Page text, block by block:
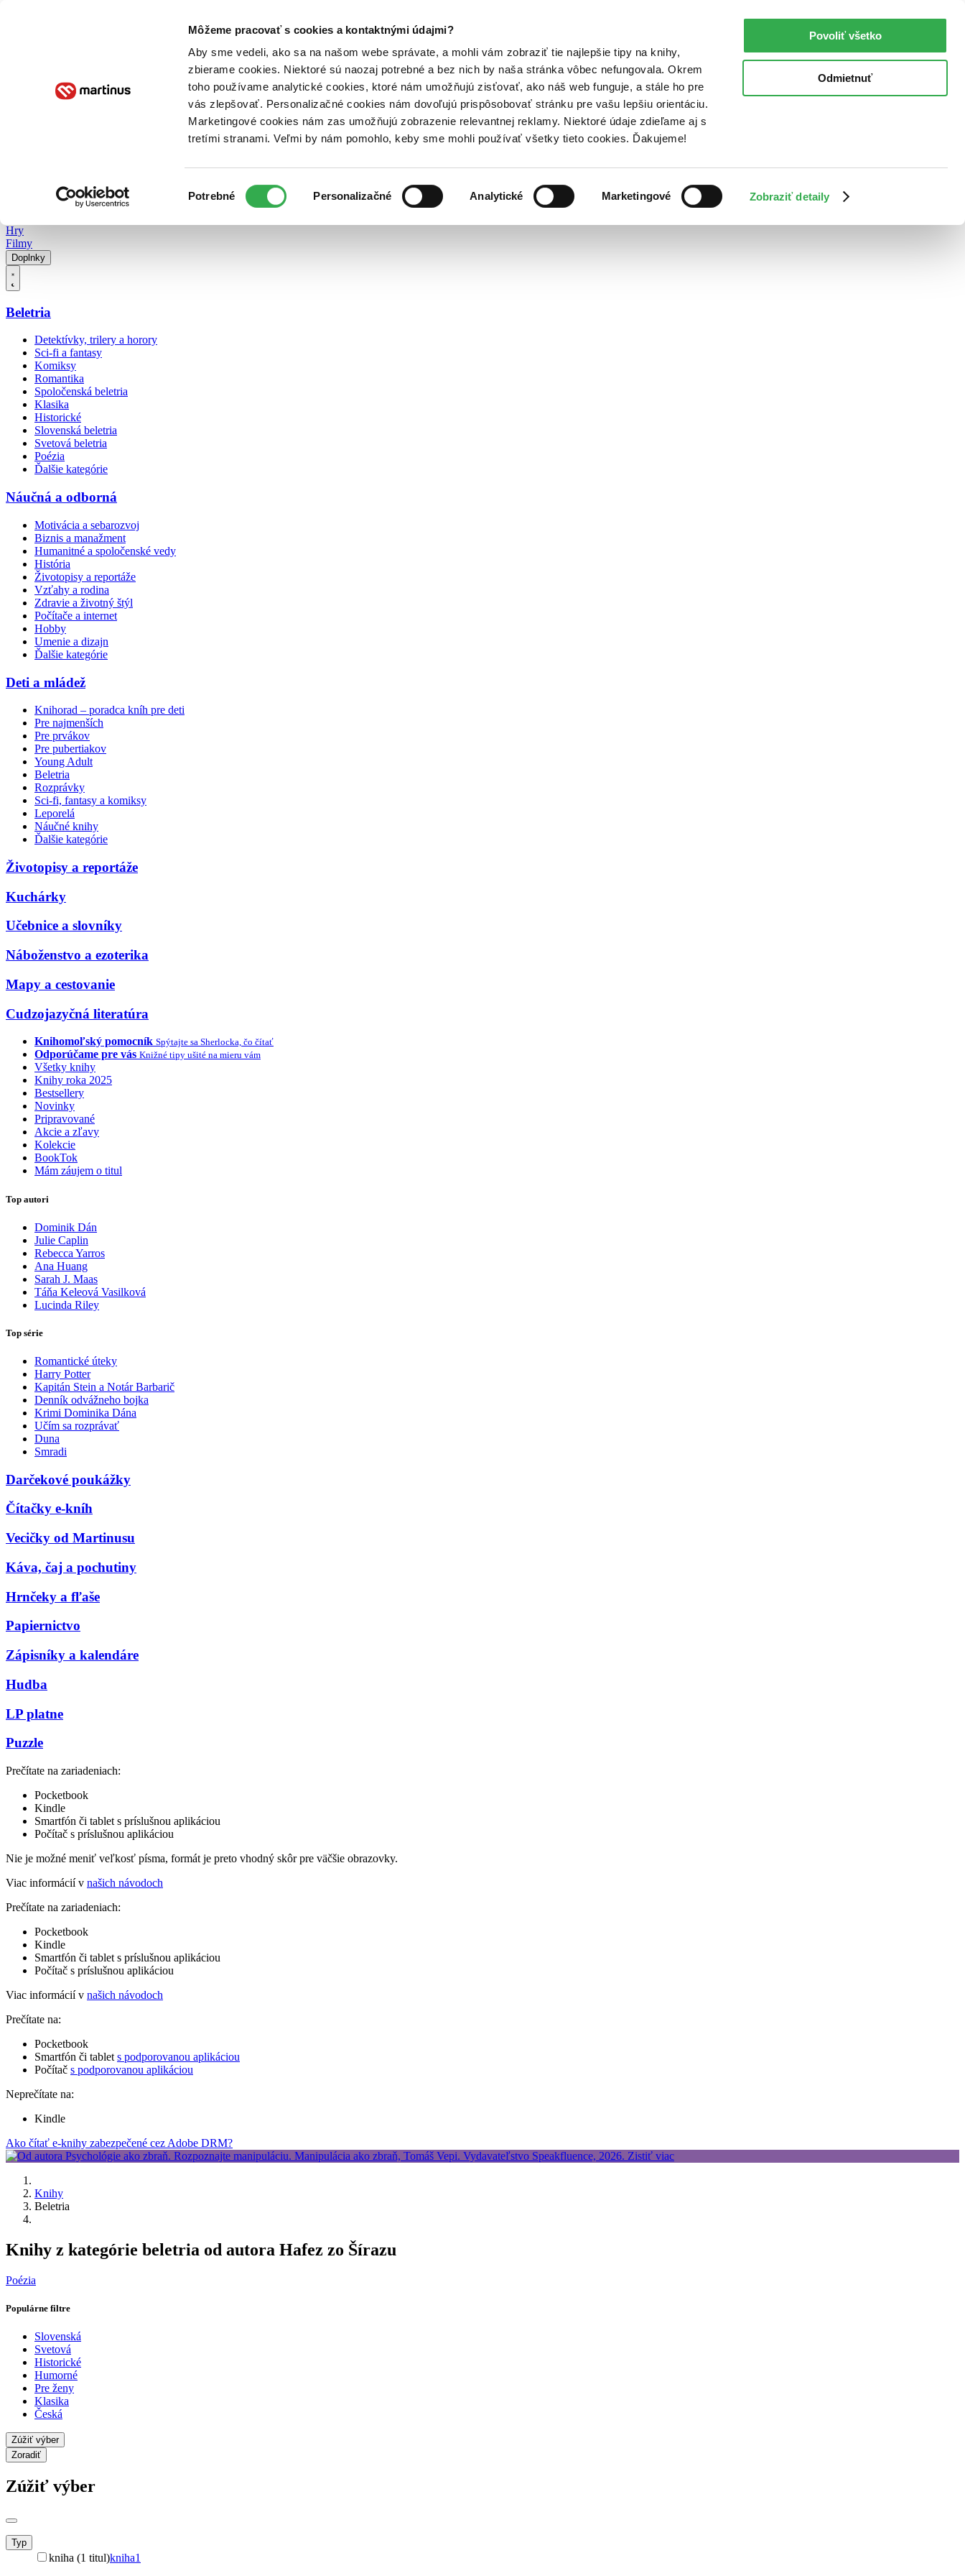
Môžeme pracovať s cookies a kontaktnými údajmi?
Aby sme vedeli, ako sa na našom webe správate, a mohli vám zobraziť tie najlepšie tipy na knihy,
zbierame cookies. Niektoré sú naozaj potrebné a bez nich by naša stránka vôbec nefungovala. Okrem
toho používame analytické cookies, ktoré nám umožňujú zisťovať, ako náš web funguje, a stále ho pre
vás zlepšovať. Personalizačné cookies nám dovoľujú prispôsobovať stránku pre vašu lepšiu orientáciu.
Marketingové cookies nám zas umožňujú zobrazenie relevantnej reklamy. Niektoré údaje zdieľame aj s
tretími stranami. Veľmi by nám pomohlo, keby sme mohli používať všetky tieto cookies. Ďakujeme!
súhlasu
Potrebné Personalizačné Analytické Marketingové Zobraziť detaily
Povoliť všetko
Odmietnuť
Poukážky Kontakt
Hry
Filmy
Doplnky
Beletria
Detektívky, trilery a horory
Sci-fi a fantasy
Komiksy
Romantika
Spoločenská beletria
Klasika
Historické
Slovenská beletria
Svetová beletria
Poézia
Ďalšie kategórie
Náučná a odborná
Motivácia a sebarozvoj
Biznis a manažment
Humanitné a spoločenské vedy
História
Životopisy a reportáže
Vzťahy a rodina
Zdravie a životný štýl
Počítače a internet
Hobby
Umenie a dizajn
Ďalšie kategórie
Deti a mládež
Knihorad – poradca kníh pre deti
Pre najmenších
Pre prvákov
Pre pubertiakov
Young Adult
Beletria
Rozprávky
Sci-fi, fantasy a komiksy
Leporelá
Náučné knihy
Ďalšie kategórie
Životopisy a reportáže
Kuchárky
Učebnice a slovníky
Náboženstvo a ezoterika
Mapy a cestovanie
Cudzojazyčná literatúra
Knihomoľský pomocník Spýtajte sa Sherlocka, čo čítať
Odporúčame pre vás Knižné tipy ušité na mieru vám
Všetky knihy
Knihy roka 2025
Bestsellery
Novinky
Pripravované
Akcie a zľavy
Kolekcie
BookTok
Mám záujem o titul
Top autori
Dominik Dán
Julie Caplin
Rebecca Yarros
Ana Huang
Sarah J. Maas
Táňa Keleová Vasilková
Lucinda Riley
Top série
Romantické úteky
Harry Potter
Kapitán Stein a Notár Barbarič
Denník odvážneho bojka
Krimi Dominika Dána
Učím sa rozprávať
Duna
Smradi
Darčekové poukážky
Čítačky e-kníh
Vecičky od Martinusu
Káva, čaj a pochutiny
Hrnčeky a fľaše
Papiernictvo
Zápisníky a kalendáre
Hudba
LP platne
Puzzle
Prečítate na zariadeniach:
Pocketbook
Kindle
Smartfón či tablet s príslušnou aplikáciou
Počítač s príslušnou aplikáciou
Nie je možné meniť veľkosť písma, formát je preto vhodný skôr pre väčšie obrazovky.
Viac informácií v našich návodoch
Prečítate na zariadeniach:
Pocketbook
Kindle
Smartfón či tablet s príslušnou aplikáciou
Počítač s príslušnou aplikáciou
Viac informácií v našich návodoch
Prečítate na:
Pocketbook
Smartfón či tablet s podporovanou aplikáciou
Počítač s podporovanou aplikáciou
Neprečítate na:
Kindle
Ako čítať e-knihy zabezpečené cez Adobe DRM?
Knihy
Beletria
Knihy z kategórie beletria od autora Hafez zo Šírazu
Poézia
Populárne filtre
Slovenská
Svetová
Historické
Humorné
Pre ženy
Klasika
Česká
Zúžiť výber
Zoradiť
Zúžiť výber
Typ
kniha (1 titul)kniha1